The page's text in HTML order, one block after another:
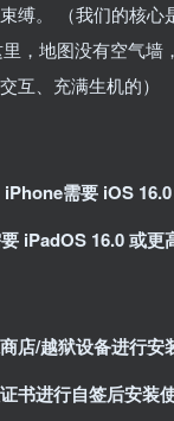
缚。 （我们的核心
，地图没有空气墙
互、充满生机的）
需要 iOS 16.0
iPadOS 16.0 或更
店/越狱设备进行安
书进行自签后安装